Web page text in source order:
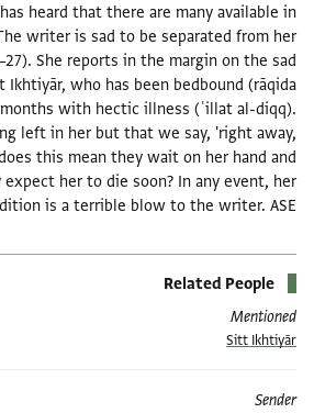
heard that there are many available in
The writer is sad to be separated from her
She reports in the margin on the sad
Ikhtiyār, who has been bedbound (rāqida
with hectic illness (ʿillat al-diqq).
left in her but that we say, 'right away,
this mean they wait on her hand and
her to die soon? In any event, her
is a terrible blow to the writer. ASE.
Related People
Mentioned
Sitt Ikhtiyār
Sender